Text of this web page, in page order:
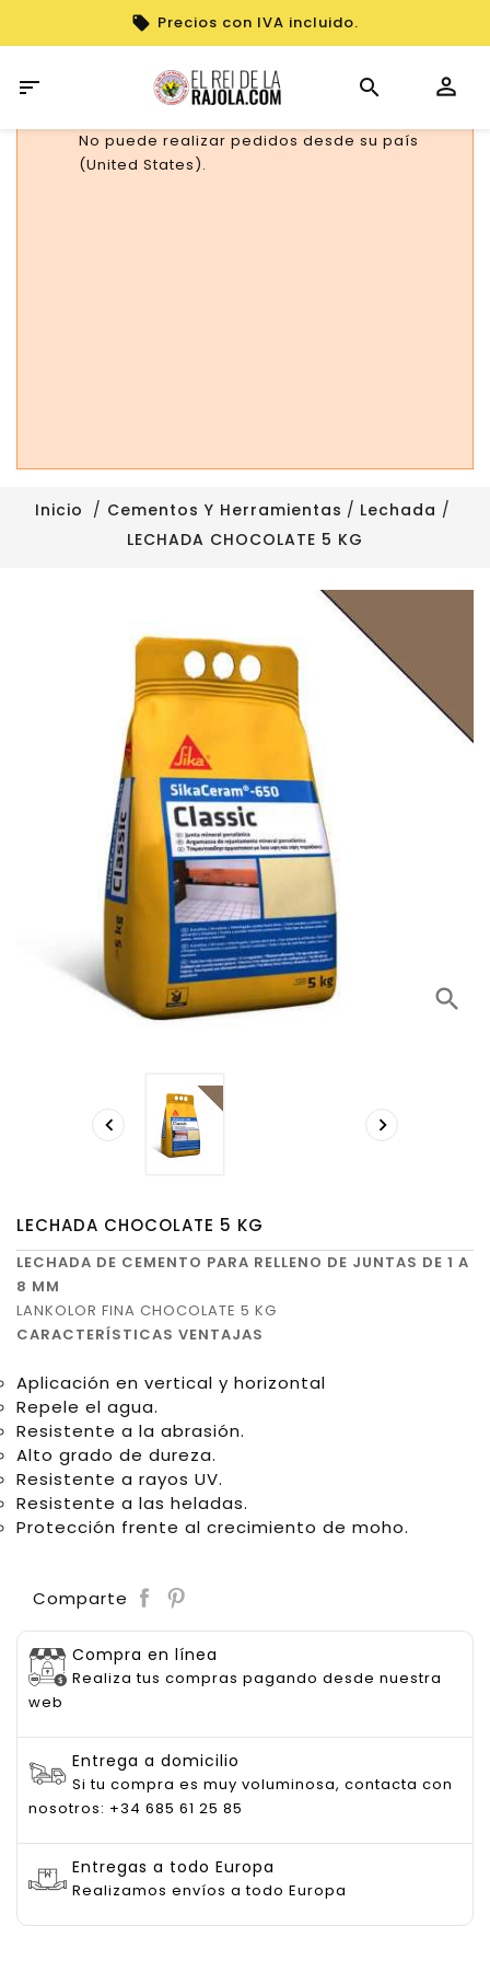
Precios con IVA incluido.

No puede realizar pedidos desde su país
(United States).
Inicio Cementos Y Herramientas
Lechada
LECHADA CHOCOLATE 5 KG
search
 
LECHADA CHOCOLATE 5 KG
LECHADA DE CEMENTO PARA RELLENO DE JUNTAS DE 1 A
8 MM
LANKOLOR FINA CHOCOLATE 5 KG
CARACTERÍSTICAS VENTAJAS
Aplicación en vertical y horizontal
Repele el agua.
Resistente a la abrasión.
Alto grado de dureza.
Resistente a rayos UV.
Resistente a las heladas.
Protección frente al crecimiento de moho.
Comparte
Compra en línea
Realiza tus compras pagando desde nuestra
web
Entrega a domicilio
Si tu compra es muy voluminosa, contacta con
nosotros: +34 685 61 25 85
Entregas a todo Europa
Realizamos envíos a todo Europa